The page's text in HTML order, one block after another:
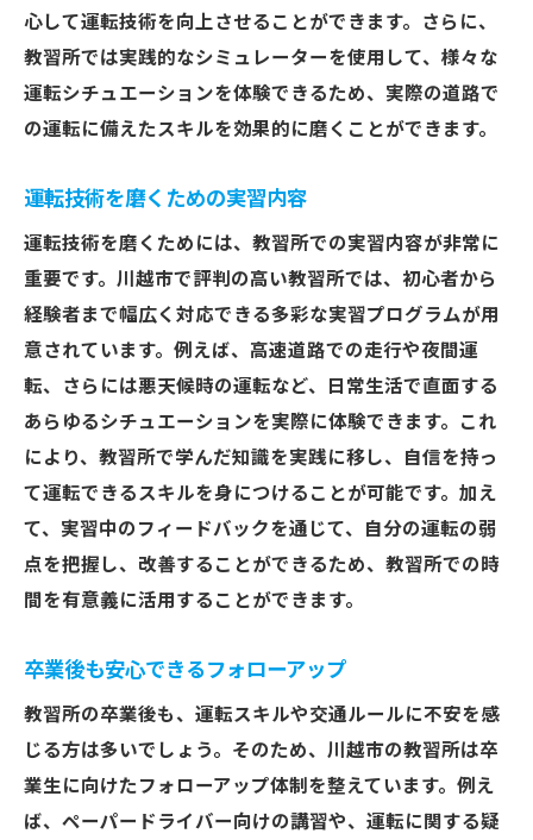
心して運転技術を向上させることができます。さらに、
教習所では実践的なシミュレーターを使用して、様々な
運転シチュエーションを体験できるため、実際の道路で
の運転に備えたスキルを効果的に磨くことができます。
運転技術を磨くための実習内容
運転技術を磨くためには、教習所での実習内容が非常に
重要です。川越市で評判の高い教習所では、初心者から
経験者まで幅広く対応できる多彩な実習プログラムが用
意されています。例えば、高速道路での走行や夜間運
転、さらには悪天候時の運転など、日常生活で直面する
あらゆるシチュエーションを実際に体験できます。これ
により、教習所で学んだ知識を実践に移し、自信を持っ
て運転できるスキルを身につけることが可能です。加え
て、実習中のフィードバックを通じて、自分の運転の弱
点を把握し、改善することができるため、教習所での時
間を有意義に活用することができます。
卒業後も安心できるフォローアップ
教習所の卒業後も、運転スキルや交通ルールに不安を感
じる方は多いでしょう。そのため、川越市の教習所は卒
業生に向けたフォローアップ体制を整えています。例え
ば、ペーパードライバー向けの講習や、運転に関する疑